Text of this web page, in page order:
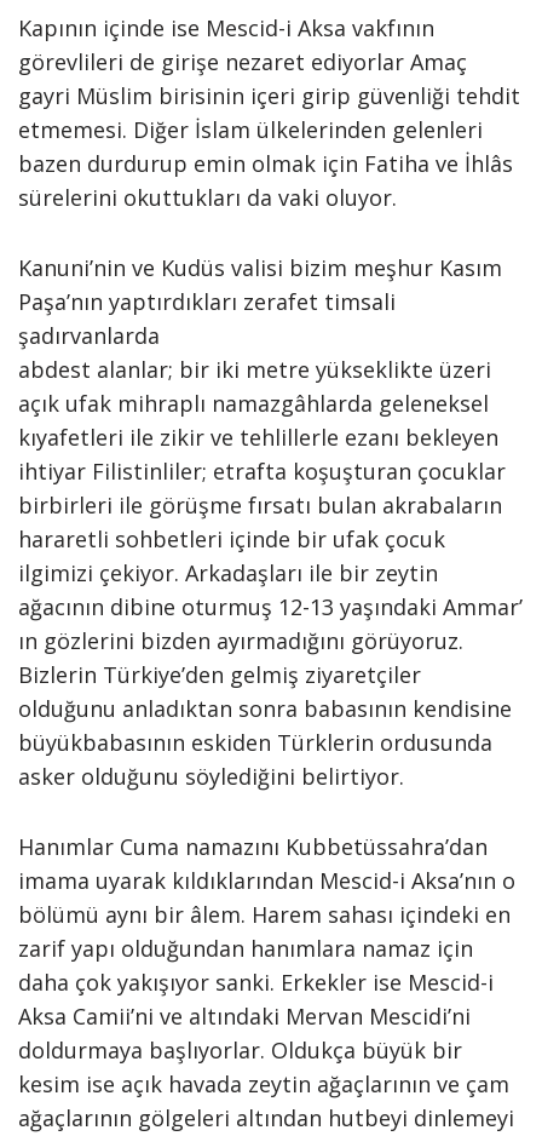
Kapının içinde ise Mescid-i Aksa vakfının
görevlileri de girişe nezaret ediyorlar Amaç
gayri Müs­lim birisinin içeri girip güvenliği teh­dit
etmemesi. Diğer İslam ülkelerin­den gelenleri
bazen durdurup emin olmak için Fatiha ve İhlâs
sürelerini okuttukları da vaki oluyor.
Kanuni’nin ve Kudüs valisi bi­zim meşhur Kasım
Paşa’nın yaptırdıkları zerafet timsali
şadırvanlarda
abdest alanlar; bir iki metre yük­seklikte üzeri
açık ufak mihraplı namazgâhlarda geleneksel
kıyafetleri ile zikir ve tehlillerle ezanı bekleyen
ihtiyar Filistinliler; etrafta koşuştu­ran çocuklar
birbirleri ile görüşme fırsatı bulan akrabaların
hararet­li sohbetleri içinde bir ufak çocuk
ilgimizi çekiyor. Arkadaşları ile bir zeytin
ağacının dibine oturmuş 12-13 yaşındaki Ammar’
ın gözlerini bizden ayırmadığını görüyoruz.
Bizlerin Türkiye’den gelmiş ziyaretçiler
olduğunu anladıktan sonra babası­nın kendisine
büyükbabasının eski­den Türklerin ordusunda
asker ol­duğunu söylediğini belirtiyor.
Hanımlar Cuma namazını Kubbetüssahra’dan
imama uyarak kıldıklarından Mescid-i Aksa’nın o
bölümü aynı bir âlem. Harem saha­sı içindeki en
zarif yapı olduğundan hanımlara namaz için
daha çok ya­kışıyor sanki. Erkekler ise Mescid-i
Aksa Camii’ni ve altındaki Mervan Mescidi’ni
doldurmaya başlıyorlar. Oldukça büyük bir
kesim ise açık havada zeytin ağaçlarının ve çam
ağaçlarının gölgeleri altından hut­beyi dinlemeyi